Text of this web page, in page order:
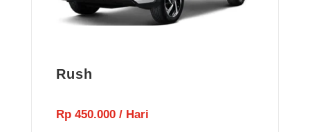
Rush
Rp 450.000 / Hari